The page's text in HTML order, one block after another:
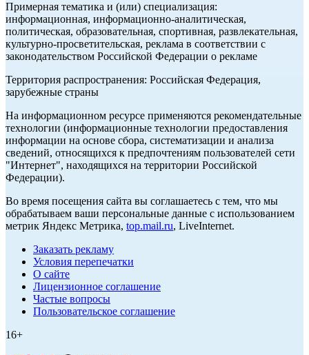
Примерная тематика и (или) специализация:
информационная, информационно-аналитическая,
политическая, образовательная, спортивная, развлекательная,
культурно-просветительская, реклама в соответствии с
законодательством Российской Федерации о рекламе
Территория распространения: Российская Федерация,
зарубежные страны
На информационном ресурсе применяются рекомендательные
технологии (информационные технологии предоставления
информации на основе сбора, систематизации и анализа
сведений, относящихся к предпочтениям пользователей сети
"Интернет", находящихся на территории Российской
Федерации).
Во время посещения сайта вы соглашаетесь с тем, что мы
обрабатываем ваши персональные данные с использованием
метрик Яндекс Метрика, top.mail.ru, LiveInternet.
Заказать рекламу
Условия перепечатки
О сайте
Лицензионное соглашение
Частые вопросы
Пользовательское соглашение
16+